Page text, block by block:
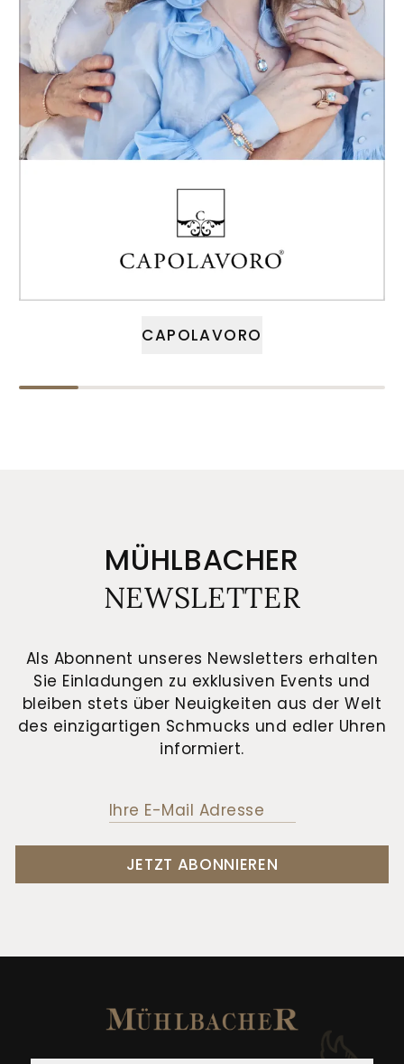
CAPOLAVORO
MÜHLBACHER
NEWSLETTER
Als Abonnent unseres Newsletters erhalten
Sie Einladungen zu exklusiven Events und
bleiben stets über Neuigkeiten aus der Welt
des einzigartigen Schmucks und edler Uhren
informiert.
JETZT ABONNIEREN